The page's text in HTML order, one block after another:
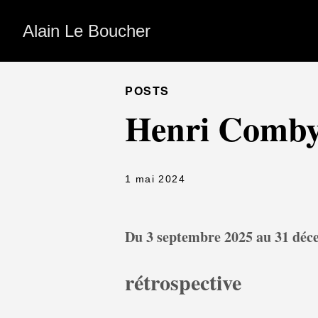
Alain Le Boucher
POSTS
Henri
1 mai 2024
Du 3 septembre 2025 au 31
rétrospective